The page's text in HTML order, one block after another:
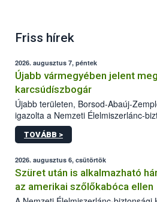
Friss hírek
2026. augusztus 7, péntek
Újabb vármegyében jelent
karcsúdíszbogár
Újabb területen, Borsod-Abaúj-
igazolta a Nemzeti Élelmiszerlánc-
kőrisrontó karcsúdíszbogár (Agrilus
kártevőt nem csak színcsapdában
az intenzív felderítést, emellett az
hatósággal is összehangolják a
TOVÁBB >
2026. augusztus 6, csütörtök
Szüret után is alkalmazható
az amerikai szőlőkabóca ellen